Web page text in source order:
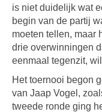
is niet duidelijk wat
begin van de partij
moeten tellen, maar
drie overwinningen
eenmaal tegenzit,
Het toernooi begon
van Jaap Vogel,
tweede ronde ging